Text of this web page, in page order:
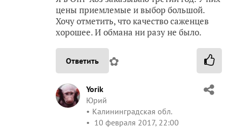
цены приемлемые и выбор большой.
Хочу отметить, что качество саженцев
хорошее. И обмана ни разу не было.
Ответить ✿
Yorik
Юрий
Калининградская обл.
10 февраля 2017, 22:00